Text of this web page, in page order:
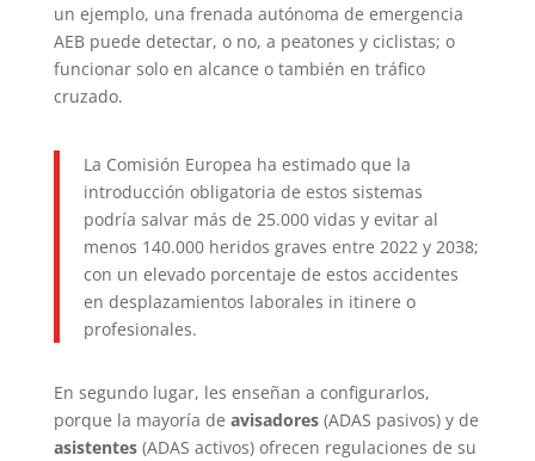
un ejemplo, una frenada autónoma de emergencia
AEB puede detectar, o no, a peatones y ciclistas; o
funcionar solo en alcance o también en tráfico
cruzado.
La Comisión Europea ha estimado que la
introducción obligatoria de estos sistemas
podría salvar más de 25.000 vidas y evitar al
menos 140.000 heridos graves entre 2022 y 2038;
con un elevado porcentaje de estos accidentes
en desplazamientos laborales in itinere o
profesionales.
En segundo lugar, les enseñan a configurarlos,
porque la mayoría de avisadores(ADAS pasivos) y de
asistentes(ADAS activos) ofrecen regulaciones de su